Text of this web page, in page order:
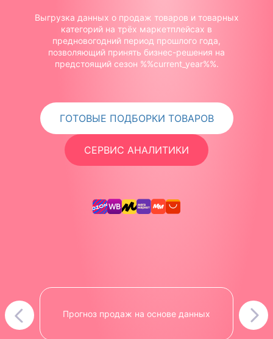
Выгрузка данных о продаж товаров и товарных
категорий на трёх маркетплейсах в
предновогодний период прошлого года,
позволяющий принять бизнес-решения на
предстоящий сезон %%current_year%%.
ГОТОВЫЕ ПОДБОРКИ ТОВАРОВ
СЕРВИС АНАЛИТИКИ
Прогноз продаж на основе данных